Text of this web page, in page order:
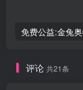
评论 共21条